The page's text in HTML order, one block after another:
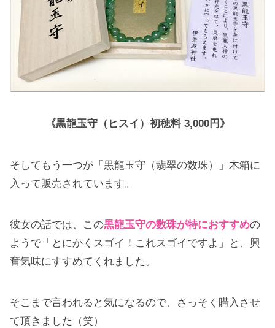
《黒龍玉守（ヒスイ）初穂料 3,000円》
そしてもう一つが「黒龍玉守（翡翠の数珠）」木箱に
入って販売されています。
彼女の話では、この黒龍玉守の数珠が特におすすめの
ようで「とにかくスゴイ！これスゴイですよ」と、興
奮気味にすすめてくれました。
そこまで言われると気になるので、さっそく購入させ
て頂きました（笑）